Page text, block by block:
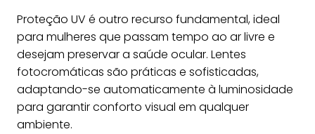
Proteção UV é outro recurso fundamental, ideal
para mulheres que passam tempo ao ar livre e
desejam preservar a saúde ocular. Lentes
fotocromáticas são práticas e sofisticadas,
adaptando-se automaticamente à luminosidade
para garantir conforto visual em qualquer
ambiente.